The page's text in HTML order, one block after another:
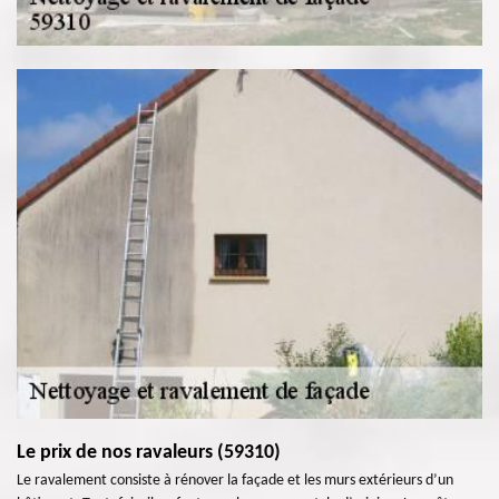
Le prix de nos ravaleurs (59310)
Le ravalement consiste à rénover la façade et les murs extérieurs d’un